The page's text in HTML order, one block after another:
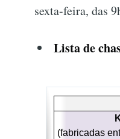
sexta-feira, das
Lista de
(fabricadas